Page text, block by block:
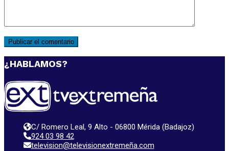
¿HABLAMOS?
C/ Romero Leal, 9 Alto - 06800 Mérida (Badajoz)
924 03 98 42
television@televisionextremeña.com